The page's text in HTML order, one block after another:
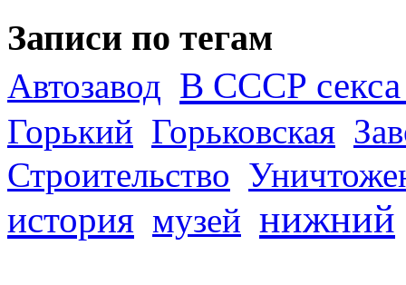
Записи по тегам
Автозавод В СССР секса
Горький Горьковская
Строительство
история музей нижний